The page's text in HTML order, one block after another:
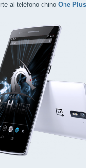
al teléfono chino One Plus